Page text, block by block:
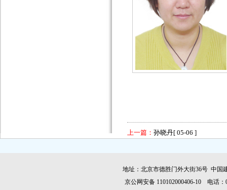
上一篇： 孙晓丹[ 05-06 ]
地址：北京市德胜门外大街36号 中
京公网安备 110102000406-10 电话：